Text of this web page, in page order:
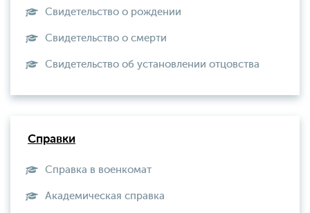
Свидетельство о рождении
Свидетельство о смерти
Свидетельство об установлении отцовства
Справки
Справка в военкомат
Академическая справка